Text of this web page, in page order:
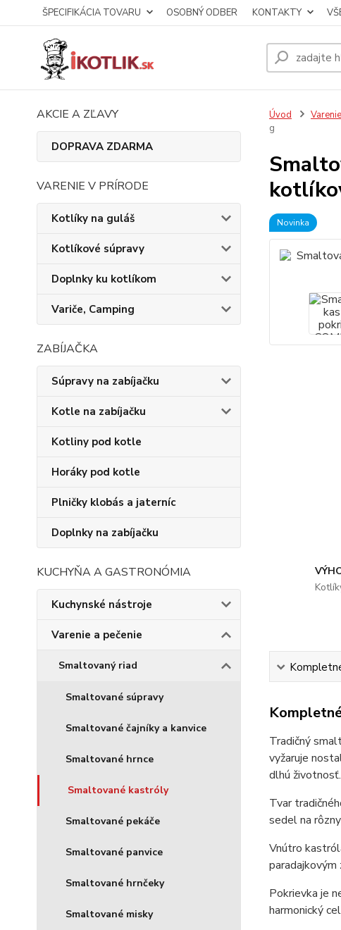
ŠPECIFIKÁCIA TOVARU OSOBNÝ ODBER KONTAKTY
AKCIE A ZĽAVY
DOPRAVA ZDARMA
VARENIE V PRÍRODE
Kotlíky na guláš
Kotlíkové súpravy
Doplnky ku kotlíkom
Variče, Camping
ZABÍJAČKA
Súpravy na zabíjačku
Kotle na zabíjačku
Kotliny pod kotle
Horáky pod kotle
Plničky klobás a jaterníc
Doplnky na zabíjačku
KUCHYŇA A GASTRONÓMIA
Kuchynské nástroje
Varenie a pečenie
Smaltovaný riad
Smaltované súpravy
Smaltované čajníky a kanvice
Smaltované hrnce
Smaltované kastróly
Smaltované pekáče
Smaltované panvice
Smaltované hrnčeky
Smaltované misky
Úvod
g
Novinka
Tradičný
vyžaruje
dlhú
Tvar
sedel na
Vnútro
paradajkovým
Pokrievka je
harmonický